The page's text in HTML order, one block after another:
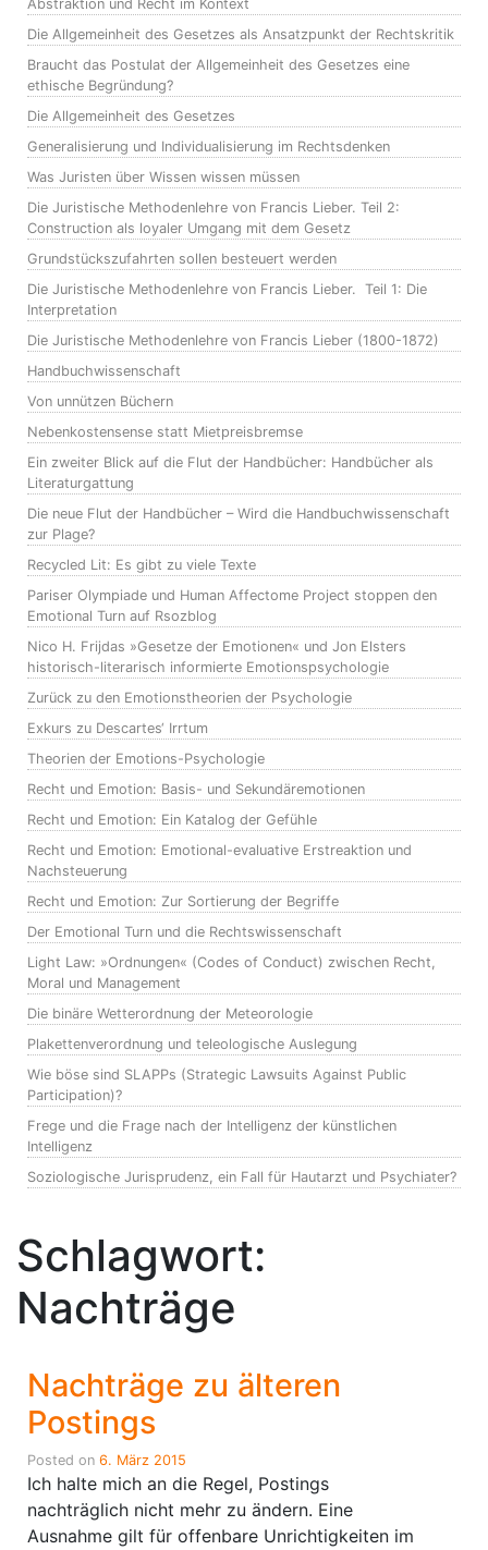
Abstraktion und Recht im Kontext
Die Allgemeinheit des Gesetzes als Ansatzpunkt der Rechtskritik
Braucht das Postulat der Allgemeinheit des Gesetzes eine
ethische Begründung?
Die Allgemeinheit des Gesetzes
Generalisierung und Individualisierung im Rechtsdenken
Was Juristen über Wissen wissen müssen
Die Juristische Methodenlehre von Francis Lieber. Teil 2:
Construction als loyaler Umgang mit dem Gesetz
Grundstückszufahrten sollen besteuert werden
Die Juristische Methodenlehre von Francis Lieber. Teil 1: Die
Interpretation
Die Juristische Methodenlehre von Francis Lieber (1800-1872)
Handbuchwissenschaft
Von unnützen Büchern
Nebenkostensense statt Mietpreisbremse
Ein zweiter Blick auf die Flut der Handbücher: Handbücher als
Literaturgattung
Die neue Flut der Handbücher – Wird die Handbuchwissenschaft
zur Plage?
Recycled Lit: Es gibt zu viele Texte
Pariser Olympiade und Human Affectome Project stoppen den
Emotional Turn auf Rsozblog
Nico H. Frijdas »Gesetze der Emotionen« und Jon Elsters
historisch-literarisch informierte Emotionspsychologie
Zurück zu den Emotionstheorien der Psychologie
Exkurs zu Descartes‘ Irrtum
Theorien der Emotions-Psychologie
Recht und Emotion: Basis- und Sekundäremotionen
Recht und Emotion: Ein Katalog der Gefühle
Recht und Emotion: Emotional-evaluative Erstreaktion und
Nachsteuerung
Recht und Emotion: Zur Sortierung der Begriffe
Der Emotional Turn und die Rechtswissenschaft
Light Law: »Ordnungen« (Codes of Conduct) zwischen Recht,
Moral und Management
Die binäre Wetterordnung der Meteorologie
Plakettenverordnung und teleologische Auslegung
Wie böse sind SLAPPs (Strategic Lawsuits Against Public
Participation)?
Frege und die Frage nach der Intelligenz der künstlichen
Intelligenz
Soziologische Jurisprudenz, ein Fall für Hautarzt und Psychiater?
Schlagwort:
Nachträge
Nachträge zu älteren
Postings
Posted on 6. März 2015
Ich halte mich an die Regel, Postings
nachträglich nicht mehr zu ändern. Eine
Ausnahme gilt für offenbare Unrichtigkeiten im